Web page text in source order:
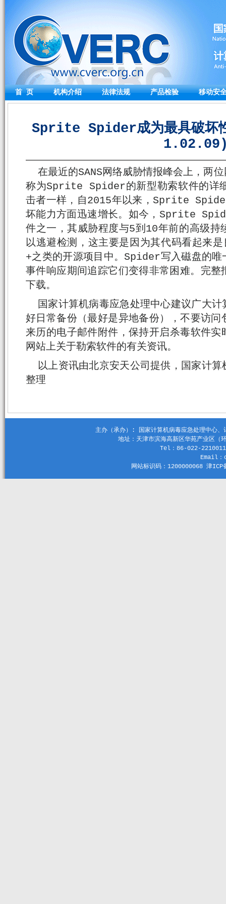
首 页 机构介绍 法律法规 产品检验 移动安
Sprite Spider成为最具破坏
在最近的SANS网络威胁情报峰会上，两
称为Sprite Spider的新型勒索软件的详
击者一样，自2015年以来，Sprite
坏能力方面迅速增长。如今，Sprite
件之一，其威胁程度与5到10年前的高级持
以逃避检测，这主要是因为其代码看起来
+之类的开源项目中。Spider写入磁盘的
事件响应期间追踪它们变得非常困难。完
下载。
国家计算机病毒应急处理中心建议广大
好日常备份（最好是异地备份），不要访
来历的电子邮件附件，保持开启杀毒软件
网站上关于勒索软件的有关资讯。
以上资讯由北京安天公司提供，国家计
整理
主办（承办）: 国家计算机病毒应急处理中心
地址：天津市滨海高新区华苑产业区
Tel：86-022-
Email
网站标识码：1200000068 津